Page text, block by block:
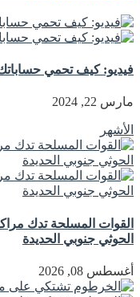
فيديو: كيف تحمي
مارس 22, 2024
الأشهر
القوات المسلحة تدك
الحوثي جنوبي الحديدة
أغسطس 08, 2026